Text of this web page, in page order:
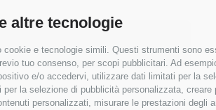
altre tecnologie
e tecnologie simili. Questi strumenti sono
tuo consenso, per scopi pubblicitari. Ad
e/o accedervi, utilizzare dati limitati per la
la selezione di pubblicità personalizzata, creare
personalizzati, misurare le prestazioni degli
media